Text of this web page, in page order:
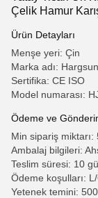
Çelik Hamur
Ürün Detayları
Menşe yeri: Çin
Marka adı: Hargsun
Sertifika: CE ISO
Model numarası:
Ödeme ve
Min sipariş miktarı:
Ambalaj bilgileri:
Teslim süresi: 10
Ödeme koşulları:
Yetenek temini: